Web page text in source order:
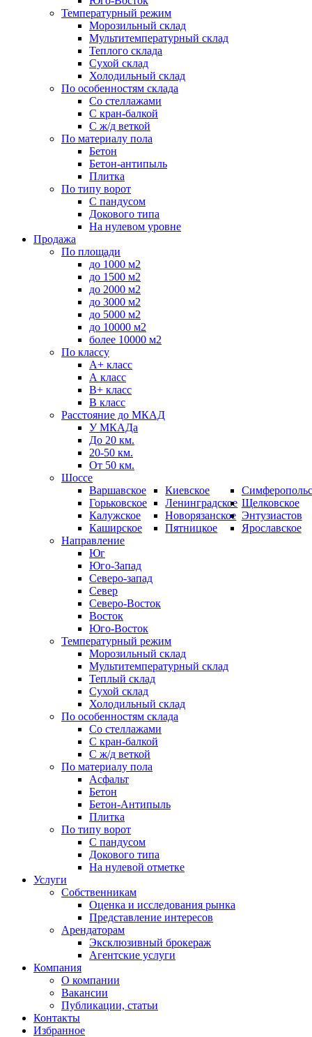
Температурный режим
Морозильный склад
Мультитемпературный склад
Теплого склада
Сухой склад
Холодильный склад
По особенностям склада
Со стеллажами
С кран-балкой
С ж/д веткой
По материалу пола
Бетон
Бетон-антипыль
Плитка
По типу ворот
С пандусом
Докового типа
На нулевом уровне
Продажа
По площади
до 1000 м2
до 1500 м2
до 2000 м2
до 3000 м2
до 5000 м2
до 10000 м2
более 10000 м2
По классу
A+ класс
А класс
В+ класс
B класс
Расстояние до МКАД
У МКАДа
До 20 км.
20-50 км.
От 50 км.
Шоссе
Варшавское
Горьковское
Калужское
Каширское
Киевское
Ленинградское
Новорязанское
Пятницкое
Щелковское
Энтузиастов
Ярославское
Направление
Юг
Юго-Запад
Северо-запад
Север
Северо-Восток
Восток
Юго-Восток
Температурный режим
Морозильный склад
Мультитемпературный склад
Теплый склад
Сухой склад
Холодильный склад
По особенностям склада
Со стеллажами
С кран-балкой
С ж/д веткой
По материалу пола
Асфальт
Бетон
Бетон-Антипыль
Плитка
По типу ворот
С пандусом
Докового типа
На нулевой отметке
Услуги
Собственникам
Оценка и исследования рынка
Представление интересов
Арендаторам
Эксклюзивный брокераж
Агентские услуги
Компания
О компании
Вакансии
Публикации, статьи
Контакты
Избранное